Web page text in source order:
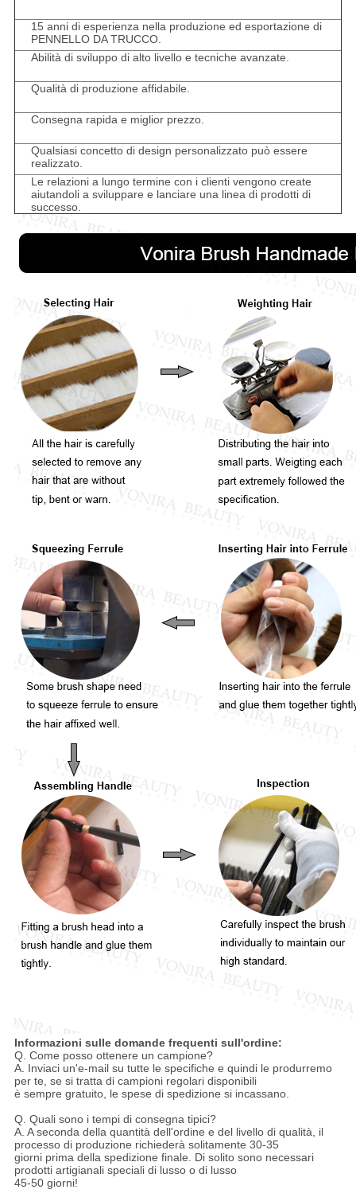
15 anni di esperienza nella produzione ed esportazione di
PENNELLO DA TRUCCO.
Abilità di sviluppo di alto livello e tecniche avanzate.
Qualità di produzione affidabile.
Consegna rapida e miglior prezzo.
Qualsiasi concetto di design personalizzato può essere
realizzato.
Le relazioni a lungo termine con i clienti vengono create
aiutandoli a sviluppare e lanciare una linea di prodotti di
successo.
Informazioni sulle domande frequenti sull'ordine:
Q. Come posso ottenere un campione?
A. Inviaci un'e-mail su tutte le specifiche e quindi le produrremo
per te, se si tratta di campioni regolari disponibili
è sempre gratuito, le spese di spedizione si incassano.
Q. Quali sono i tempi di consegna tipici?
A. A seconda della quantità dell'ordine e del livello di qualità, il
processo di produzione richiederà solitamente 30-35
giorni prima della spedizione finale. Di solito sono necessari
prodotti artigianali speciali di lusso o di lusso
45-50 giorni!